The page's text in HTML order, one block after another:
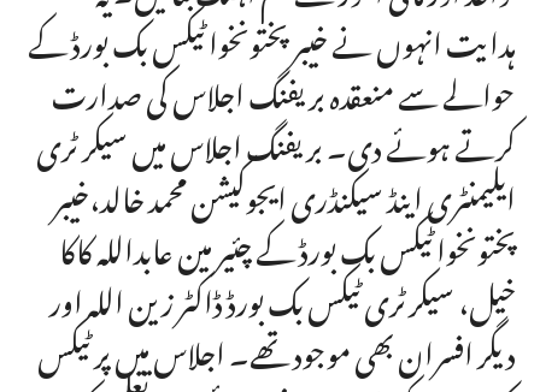
ہدایت انہوں نے خیبر پختونخوا ٹیکس بک بورڈ کے
حوالے سے منعقدہ بریفنگ اجلاس کی صدارت
کرتے ہوئے دی۔ بریفنگ اجلاس میں سیکر ٹری
ایلیمنٹری اینڈ سیکنڈری ایجوکیشن محمد خالد،خیبر
پختونخوا ٹیکس بک بورڈ کے چئیر مین عابداللہ کاکا
خیل، سیکرٹری ٹیکس بک بورڈ ڈاکٹر زین اللہ اور
دیگر افسران بھی موجود تھے۔ اجلاس میں پر ٹیکس